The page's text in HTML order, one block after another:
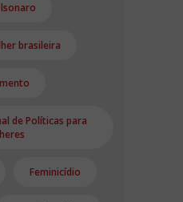
brasileira
de Políticas para
Feminicídio